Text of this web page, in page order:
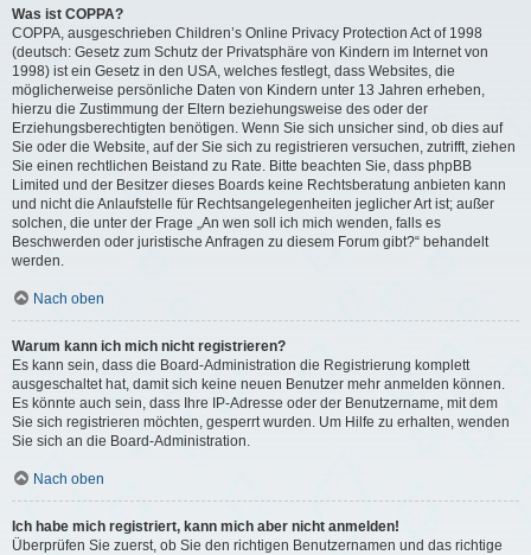
Was ist COPPA?
COPPA, ausgeschrieben Children’s Online Privacy Protection Act of 1998
(deutsch: Gesetz zum Schutz der Privatsphäre von Kindern im Internet von
1998) ist ein Gesetz in den USA, welches festlegt, dass Websites, die
möglicherweise persönliche Daten von Kindern unter 13 Jahren erheben,
hierzu die Zustimmung der Eltern beziehungsweise des oder der
Erziehungsberechtigten benötigen. Wenn Sie sich unsicher sind, ob dies auf
Sie oder die Website, auf der Sie sich zu registrieren versuchen, zutrifft, ziehen
Sie einen rechtlichen Beistand zu Rate. Bitte beachten Sie, dass phpBB
Limited und der Besitzer dieses Boards keine Rechtsberatung anbieten kann
und nicht die Anlaufstelle für Rechtsangelegenheiten jeglicher Art ist; außer
solchen, die unter der Frage „An wen soll ich mich wenden, falls es
Beschwerden oder juristische Anfragen zu diesem Forum gibt?“ behandelt
werden.
Nach oben
Warum kann ich mich nicht registrieren?
Es kann sein, dass die Board-Administration die Registrierung komplett
ausgeschaltet hat, damit sich keine neuen Benutzer mehr anmelden können.
Es könnte auch sein, dass Ihre IP-Adresse oder der Benutzername, mit dem
Sie sich registrieren möchten, gesperrt wurden. Um Hilfe zu erhalten, wenden
Sie sich an die Board-Administration.
Nach oben
Ich habe mich registriert, kann mich aber nicht anmelden!
Überprüfen Sie zuerst, ob Sie den richtigen Benutzernamen und das richtige